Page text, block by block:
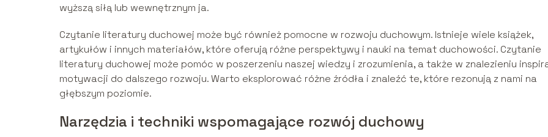
wyższą siłą lub wewnętrznym ja.
Czytanie literatury duchowej może być również pomocne w rozwoju duchowym. Istnieje wiele książek,
artykułów i innych materiałów, które oferują różne perspektywy i nauki na temat duchowości. Czytanie
literatury duchowej może pomóc w poszerzeniu naszej wiedzy i zrozumienia, a także w znalezieniu
motywacji do dalszego rozwoju. Warto eksplorować różne źródła i znaleźć te, które rezonują z nami na
głębszym poziomie.
Narzędzia i techniki wspomagające rozwój duchowy